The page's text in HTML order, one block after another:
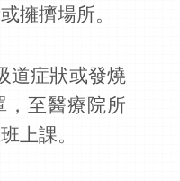
擁擠場所。
道症狀或發燒
，至醫療院所
上課。